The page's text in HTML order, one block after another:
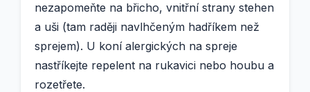
nezapomeňte na břicho, vnitřní strany stehen
a uši (tam raději navlhčeným hadříkem než
sprejem). U koní alergických na spreje
nastříkejte repelent na rukavici nebo houbu a
rozetřete.